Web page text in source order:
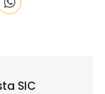
SIC